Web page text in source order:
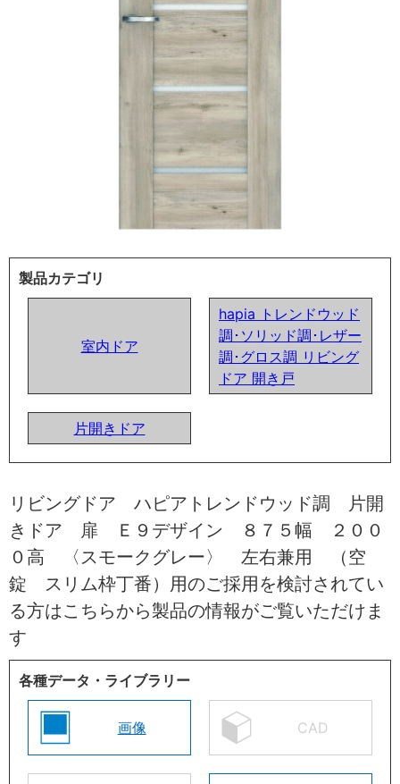
製品カテゴリ
室内ドア
hapia トレンドウッド
調･ソリッド調･レザー
調･グロス調 リビング
ドア 開き戸
片開きドア
リビングドア ハピアトレンドウッド調 片開
きドア 扉 Ｅ９デザイン ８７５幅 ２００
０高 〈スモークグレー〉 左右兼用 （空
錠 スリム枠丁番）用のご採用を検討されてい
る方はこちらから製品の情報がご覧いただけま
す
各種データ・ライブラリー
画像 CAD